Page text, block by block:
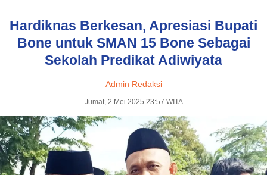
Hardiknas Berkesan, Apresiasi Bupati
Bone untuk SMAN 15 Bone Sebagai
Sekolah Predikat Adiwiyata
Admin Redaksi
Jumat, 2 Mei 2025 23:57 WITA